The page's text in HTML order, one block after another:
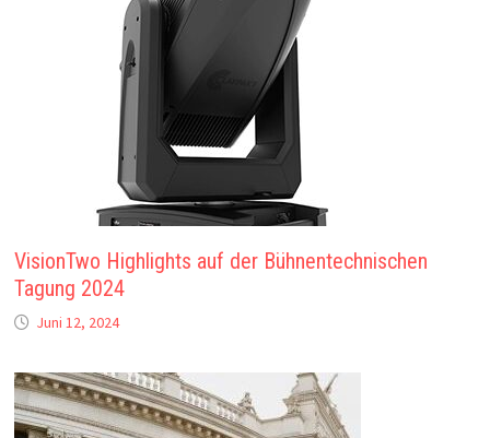
VisionTwo Highlights auf der Bühnentechnischen
Tagung 2024
Juni 12, 2024